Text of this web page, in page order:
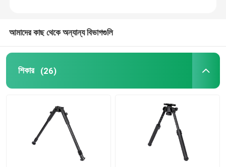
ক্যামেরা স্ট্যান্ড
টেলিস্কোপ মাউন্ট
আমাদের কাছ থেকে অন্যান্য বিভাগগুলি
শিকার (26)